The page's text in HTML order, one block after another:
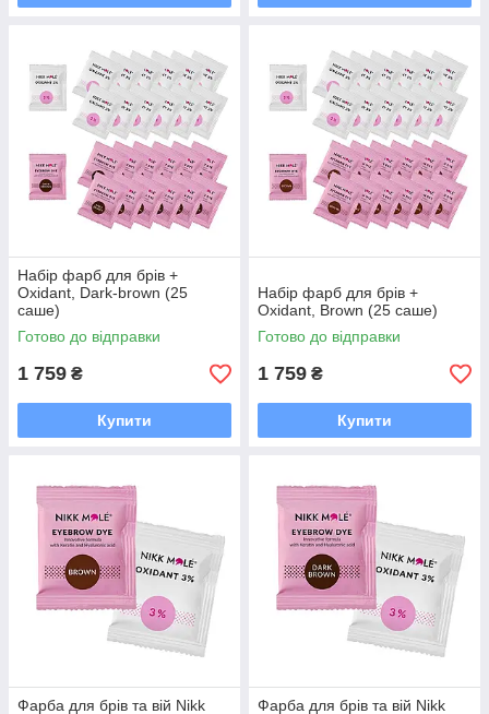
Набір фарб для брів +
Oxidant, Dark-brown (25
саше)
Готово до відправки
1 759 ₴
Купити
Набір фарб для брів +
Oxidant, Brown (25 саше)
Готово до відправки
1 759 ₴
Купити
Фарба для брів та вій Nikk Фарба для брів та вій Nikk